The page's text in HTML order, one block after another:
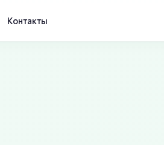
Контакты